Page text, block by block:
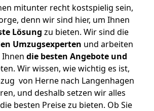
mitunter recht kostspielig sein,
denn wir sind hier, um Ihnen
Lösung zu bieten. Wir sind die
Umzugsexperten und arbeiten
die besten Angebote und
Wir wissen, wie wichtig es ist,
von Herne nach Langenhagen
und deshalb setzen wir alles
besten Preise zu bieten. Ob Sie